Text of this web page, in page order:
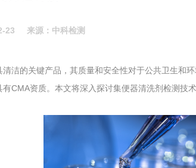
测绘测量
地理信息系统
23 来源：中科检测
洁的关键产品，其质量和安全性对于公共卫生和
CMA资质。本文将深入探讨集便器清洗剂检测技